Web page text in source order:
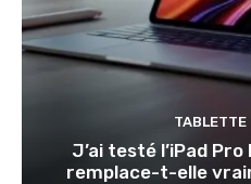
TABLETTE
J’ai testé l’iPad
remplace-t-elle